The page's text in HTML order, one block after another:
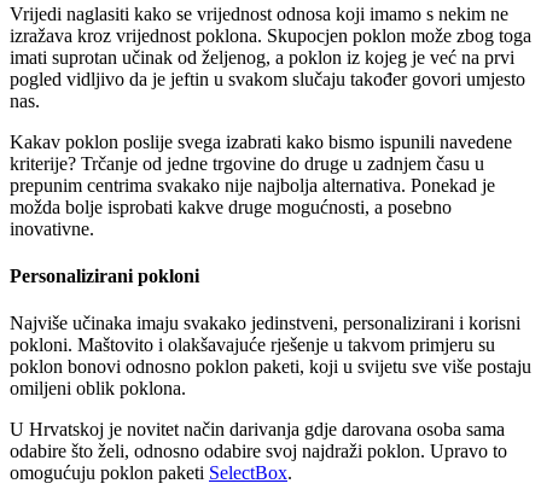
Vrijedi naglasiti kako se vrijednost odnosa koji imamo s nekim ne
izražava kroz vrijednost poklona. Skupocjen poklon može zbog toga
imati suprotan učinak od željenog, a poklon iz kojeg je već na prvi
pogled vidljivo da je jeftin u svakom slučaju također govori umjesto
nas.
Kakav poklon poslije svega izabrati kako bismo ispunili navedene
kriterije? Trčanje od jedne trgovine do druge u zadnjem času u
prepunim centrima svakako nije najbolja alternativa. Ponekad je
možda bolje isprobati kakve druge mogućnosti, a posebno
inovativne.
Personalizirani pokloni
Najviše učinaka imaju svakako jedinstveni, personalizirani i korisni
pokloni. Maštovito i olakšavajuće rješenje u takvom primjeru su
poklon bonovi odnosno poklon paketi, koji u svijetu sve više postaju
omiljeni oblik poklona.
U Hrvatskoj je novitet način darivanja gdje darovana osoba sama
odabire što želi, odnosno odabire svoj najdraži poklon. Upravo to
omogućuju poklon paketi SelectBox.